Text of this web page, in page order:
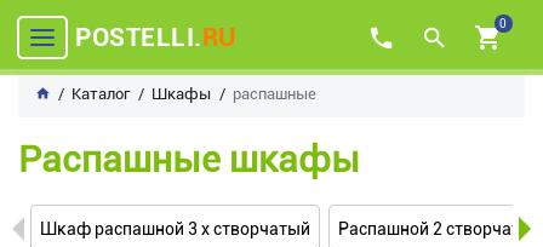
POSTELLI.RU 0
Каталог Шкафы распашные
Распашные шкафы
Шкаф распашной 3 х створчатый Распашной 2